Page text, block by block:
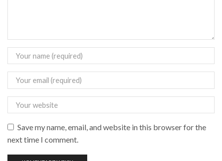
Save my name, email, and website in this browser for the
next time I comment.